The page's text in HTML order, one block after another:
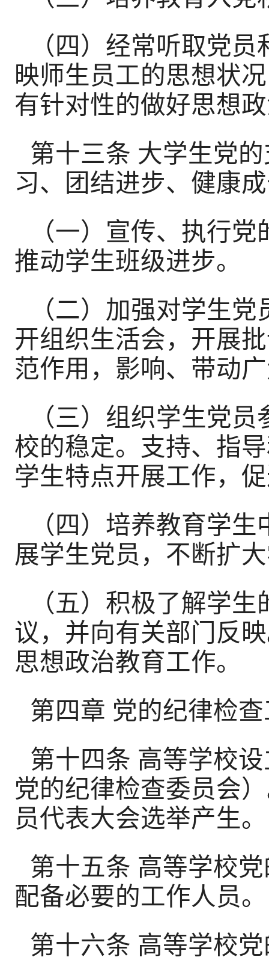
（四）经常听取党
映师生员工的思想状
有针对性的做好思想
第十三条 大学生党
习、团结进步、健康
（一）宣传、执行
推动学生班级进步。
（二）加强对学生
开组织生活会，开展
范作用，影响、带动
（三）组织学生党
校的稳定。支持、指
学生特点开展工作，
（四）培养教育学
展学生党员，不断扩
（五）积极了解学
议，并向有关部门反
思想政治教育工作。
第四章 党的纪律检
第十四条 高等学校
党的纪律检查委员会
员代表大会选举产生。
第十五条 高等学校
配备必要的工作人员。
第十六条 高等学校